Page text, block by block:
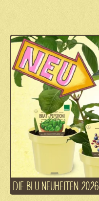
DIE BLU NEUHEITEN 2026